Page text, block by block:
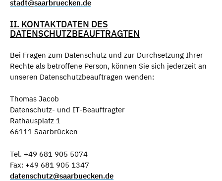
stadt@saarbruecken.de
II. KONTAKTDATEN DES
DATENSCHUTZBEAUFTRAGTEN
Bei Fragen zum Datenschutz und zur Durchsetzung Ihrer
Rechte als betroffene Person, können Sie sich jederzeit an
unseren Datenschutzbeauftragen wenden:
Thomas Jacob
Datenschutz- und IT-Beauftragter
Rathausplatz 1
66111 Saarbrücken
Tel. +49 681 905 5074
Fax: +49 681 905 1347
datenschutz@saarbuecken.de